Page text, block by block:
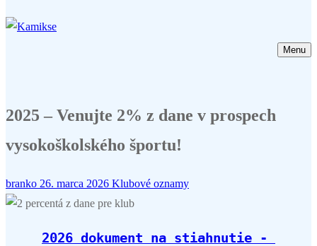
Menu
2025 – Venujte 2% z dane v prospech
vysokoškolského športu!
branko 26. marca 2026 Klubové oznamy
2026 dokument na stiahnutie -